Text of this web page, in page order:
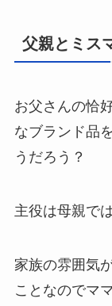
父親とミス
お父さんの恰
なブランド品
うだろう？
主役は母親で
家族の雰囲気
ことなのでマ